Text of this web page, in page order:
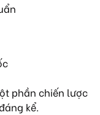
phần chiến lược
kể.